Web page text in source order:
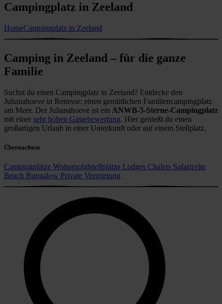
Campingplatz in Zeeland
HomeCampingplatz in Zeeland
Camping in Zeeland – für die ganze
Familie
Suchst du einen Campingplatz in Zeeland? Entdecke den
Julianahoeve in Renesse: einen gemütlichen Familiencampingplatz
am Meer. Der Julianahoeve ist ein ANWB-5-Sterne-Campingplatz
mit einer sehr hohen Gästebewertung. Hier genießt du einen
großartigen Urlaub in einer Unterkunft oder auf einem Stellplatz.
Übernachten
Campingplätze Wohnmobilstellplätze Lodges Chalets Safarizelte
Beach Bungalow Private Vermietung